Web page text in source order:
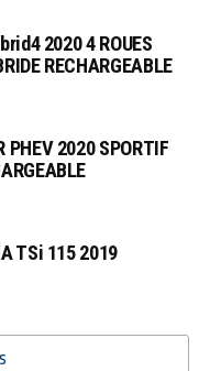
2020 4 ROUES
RECHARGEABLE
PHEV 2020 SPORTIF
TSi 115 2019